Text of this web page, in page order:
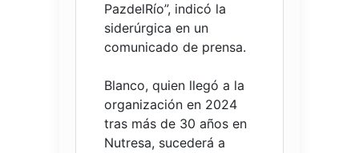
PazdelRío”, indicó la
siderúrgica en un
comunicado de prensa.
Blanco, quien llegó a la
organización en 2024
tras más de 30 años en
Nutresa, sucederá a